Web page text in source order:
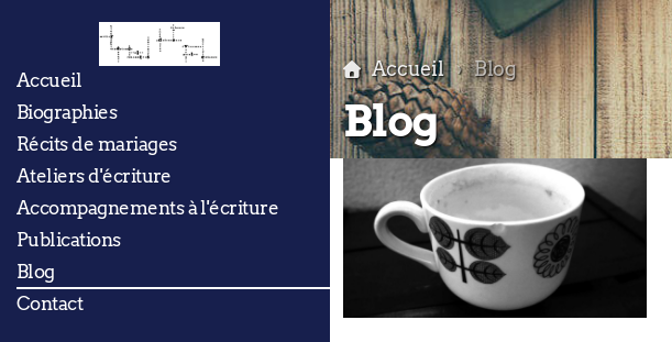
Accueil
Biographies
Récits de mariages
Ateliers d'écriture
Accompagnements à l'écriture
Publications
Blog
Contact
Accueil Blog
Blog